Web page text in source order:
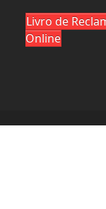
Livro de
Online